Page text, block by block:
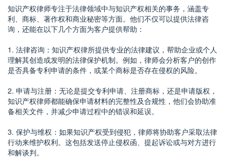
知识产权律师专注于法律领域中与知识产权相关的事务，涵盖专
利、商标、著作权和商业秘密等方面。他们不仅可以提供法律咨
询，还能在以下几个方面为客户提供帮助：
1. 法律咨询：知识产权律所提供专业的法律建议，帮助企业或个人
理解其创造或发明的法律保护机制。例如，律师会分析客户的创作
是否具备专利申请的条件，或某个商标是否存在侵权的风险。
2. 申请与注册：无论是提交专利申请、注册商标，还是申请版权，
知识产权律师都能确保申请材料的完整性及合规性，他们会协助准
备相关文件，并减少申请过程中的错误和延误。
3. 保护与维权：如果知识产权受到侵犯，律师将协助客户采取法律
行动来维护权利。这包括发送停止侵权函、提起诉讼或与对方进行
和解谈判。